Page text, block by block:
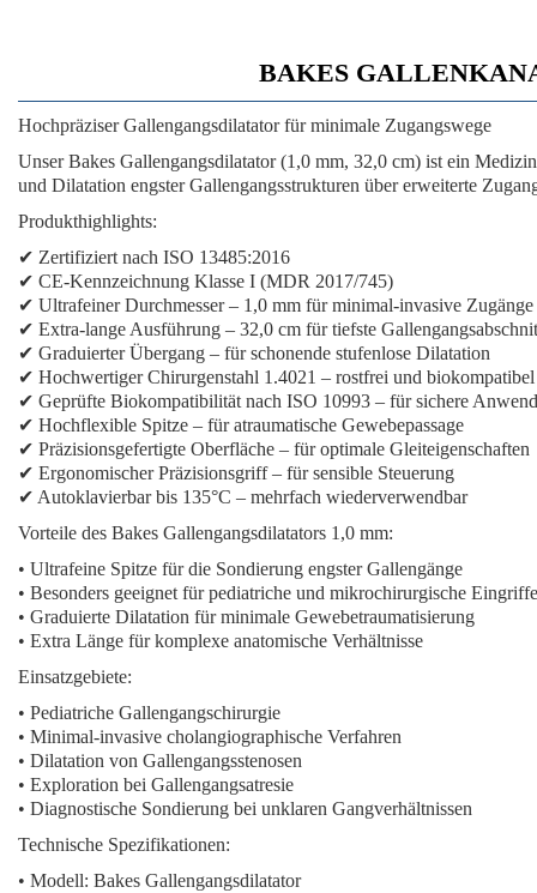
BAKES
Hochpräziser Gallengangsdilatator für minimale Zugangswege
Unser Bakes Gallengangsdilatator (1,0 mm, 32,0 cm) ist ein
und Dilatation engster Gallengangsstrukturen über erweiterte
Produkthighlights:
✔ Zertifiziert nach ISO 13485:2016
✔ CE-Kennzeichnung Klasse I (MDR 2017/745)
✔ Ultrafeiner Durchmesser – 1,0 mm für minimal-invasive Zugänge
✔ Extra-lange Ausführung – 32,0 cm für tiefste
✔ Graduierter Übergang – für schonende stufenlose Dilatation
✔ Hochwertiger Chirurgenstahl 1.4021 – rostfrei und biokompatibel
✔ Geprüfte Biokompatibilität nach ISO 10993 – für sichere
✔ Hochflexible Spitze – für atraumatische Gewebepassage
✔ Präzisionsgefertigte Oberfläche – für optimale Gleiteigenschaften
✔ Ergonomischer Präzisionsgriff – für sensible Steuerung
✔ Autoklavierbar bis 135°C – mehrfach wiederverwendbar
Vorteile des Bakes Gallengangsdilatators 1,0 mm:
• Ultrafeine Spitze für die Sondierung engster Gallengänge
• Besonders geeignet für pediatriche und mikrochirurgische Eingriffe
• Graduierte Dilatation für minimale Gewebetraumatisierung
• Extra Länge für komplexe anatomische Verhältnisse
Einsatzgebiete:
• Pediatriche Gallengangschirurgie
• Minimal-invasive cholangiographische Verfahren
• Dilatation von Gallengangsstenosen
• Exploration bei Gallengangsatresie
• Diagnostische Sondierung bei unklaren Gangverhältnissen
Technische Spezifikationen:
• Modell: Bakes Gallengangsdilatator